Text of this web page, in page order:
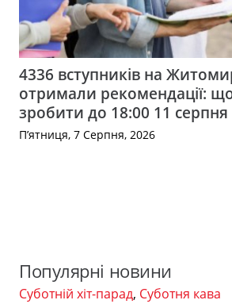
4336 вступників на
отримали рекомендації:
зробити до 18:00 11 серпня
П’ятниця, 7 Серпня, 2026
Популярні новини
Суботній хіт-парад, Суботня кава